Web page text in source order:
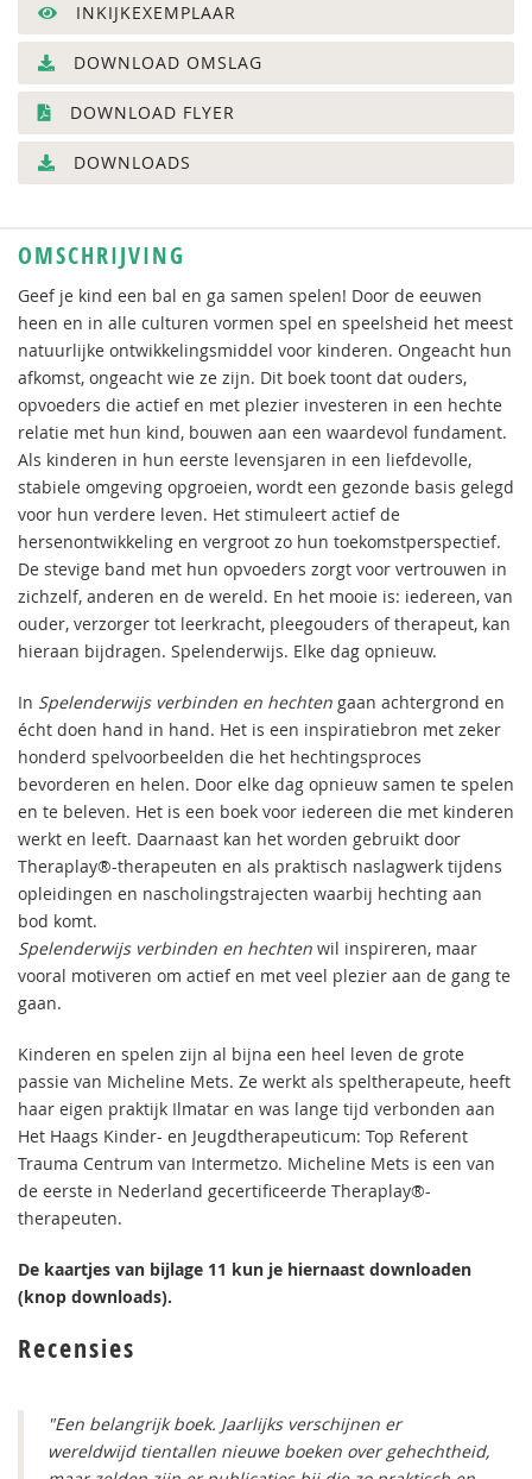
INKIJKEXEMPLAAR
DOWNLOAD OMSLAG
DOWNLOAD FLYER
DOWNLOADS
OMSCHRIJVING
Geef je kind een bal en ga samen spelen! Door de eeuwen
heen en in alle culturen vormen spel en speelsheid het meest
natuurlijke ontwikkelingsmiddel voor kinderen. Ongeacht hun
afkomst, ongeacht wie ze zijn. Dit boek toont dat ouders,
opvoeders die actief en met plezier investeren in een hechte
relatie met hun kind, bouwen aan een waardevol fundament.
Als kinderen in hun eerste levensjaren in een liefdevolle,
stabiele omgeving opgroeien, wordt een gezonde basis gelegd
voor hun verdere leven. Het stimuleert actief de
hersenontwikkeling en vergroot zo hun toekomstperspectief.
De stevige band met hun opvoeders zorgt voor vertrouwen in
zichzelf, anderen en de wereld. En het mooie is: iedereen, van
ouder, verzorger tot leerkracht, pleegouders of therapeut, kan
hieraan bijdragen. Spelenderwijs. Elke dag opnieuw.
In Spelenderwijs verbinden en hechten gaan achtergrond en
écht doen hand in hand. Het is een inspiratiebron met zeker
honderd spelvoorbeelden die het hechtingsproces
bevorderen en helen. Door elke dag opnieuw samen te spelen
en te beleven. Het is een boek voor iedereen die met kinderen
werkt en leeft. Daarnaast kan het worden gebruikt door
Theraplay®-therapeuten en als praktisch naslagwerk tijdens
opleidingen en nascholingstrajecten waarbij hechting aan
bod komt.
Spelenderwijs verbinden en hechten wil inspireren, maar
vooral motiveren om actief en met veel plezier aan de gang te
gaan.
Kinderen en spelen zijn al bijna een heel leven de grote
passie van Micheline Mets. Ze werkt als speltherapeute, heeft
haar eigen praktijk Ilmatar en was lange tijd verbonden aan
Het Haags Kinder- en Jeugdtherapeuticum: Top Referent
Trauma Centrum van Intermetzo. Micheline Mets is een van
de eerste in Nederland gecertificeerde Theraplay®-
therapeuten.
De kaartjes van bijlage 11 kun je hiernaast downloaden
(knop downloads).
Recensies
"Een belangrijk boek. Jaarlijks verschijnen er
wereldwijd tientallen nieuwe boeken over gehechtheid,